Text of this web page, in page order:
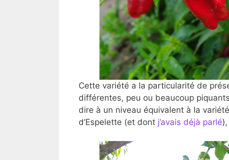
Cette variété a la particularité de
différentes, peu ou beaucoup
dire à un niveau équivalent à la variété
d’Espelette (et dont j’avais déjà parlé